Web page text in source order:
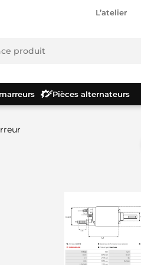
L’atelier
Pièces alternateurs